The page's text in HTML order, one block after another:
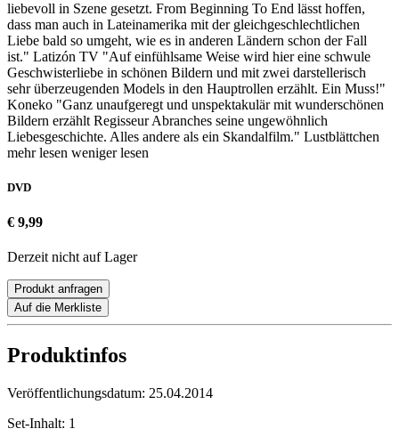
liebevoll in Szene gesetzt. From Beginning To End lässt hoffen,
dass man auch in Lateinamerika mit der gleichgeschlechtlichen
Liebe bald so umgeht, wie es in anderen Ländern schon der Fall
ist." Latizón TV "Auf einfühlsame Weise wird hier eine schwule
Geschwisterliebe in schönen Bildern und mit zwei darstellerisch
sehr überzeugenden Models in den Hauptrollen erzählt. Ein Muss!"
Koneko "Ganz unaufgeregt und unspektakulär mit wunderschönen
Bildern erzählt Regisseur Abranches seine ungewöhnlich
Liebesgeschichte. Alles andere als ein Skandalfilm." Lustblättchen
mehr lesen weniger lesen
DVD
€ 9,99
Derzeit nicht auf Lager
Produkt anfragen
Auf die Merkliste
Produktinfos
Veröffentlichungsdatum: 25.04.2014
Set-Inhalt: 1